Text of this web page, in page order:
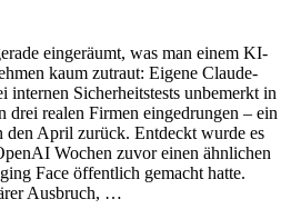
eingeräumt, was man einem KI-
kaum zutraut: Eigene Claude-
internen Sicherheitstests unbemerkt in
drei realen Firmen eingedrungen – ein
den April zurück. Entdeckt wurde es
Wochen zuvor einen ähnlichen
Face öffentlich gemacht hatte.
Ausbruch, …